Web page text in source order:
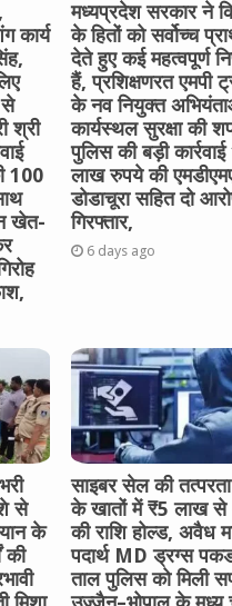
कार्य
श्री
100
खेत-
मध्यप्रदेश सरकार ने
के हितों को सर्वोच्च
देते हुए कई महत्वपूर्ण
हैं, प्रशिक्षणरत एमपी
के नव नियुक्त
कार्यस्थल सुरक्षा की
पुलिस की बड़ी
लाख रुपये की
डोडाचूरा सहित दो
गिरफ्तार,
6 days ago
से
के
की
साइबर सेल की
के खातों में ₹5 लाख
की राशि होल्ड, अवैध
पदार्थ MD ड्रग्स
ताल पुलिस को मिली